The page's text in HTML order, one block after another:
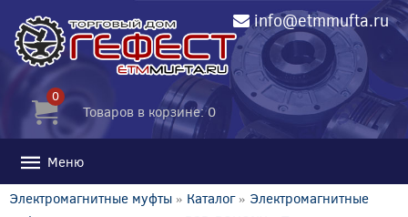
info@etmmufta.ru
0
Товаров в корзине: 0
Меню
Электромагнитные муфты » Каталог» Электромагнитные